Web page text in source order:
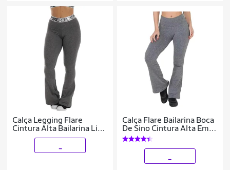
Calça Legging Flare
Cintura Alta Bailarina Lisa
Feminina
Calça Flare Bailarina Boca
De Sino Cintura Alta Em
Suplex Poliester